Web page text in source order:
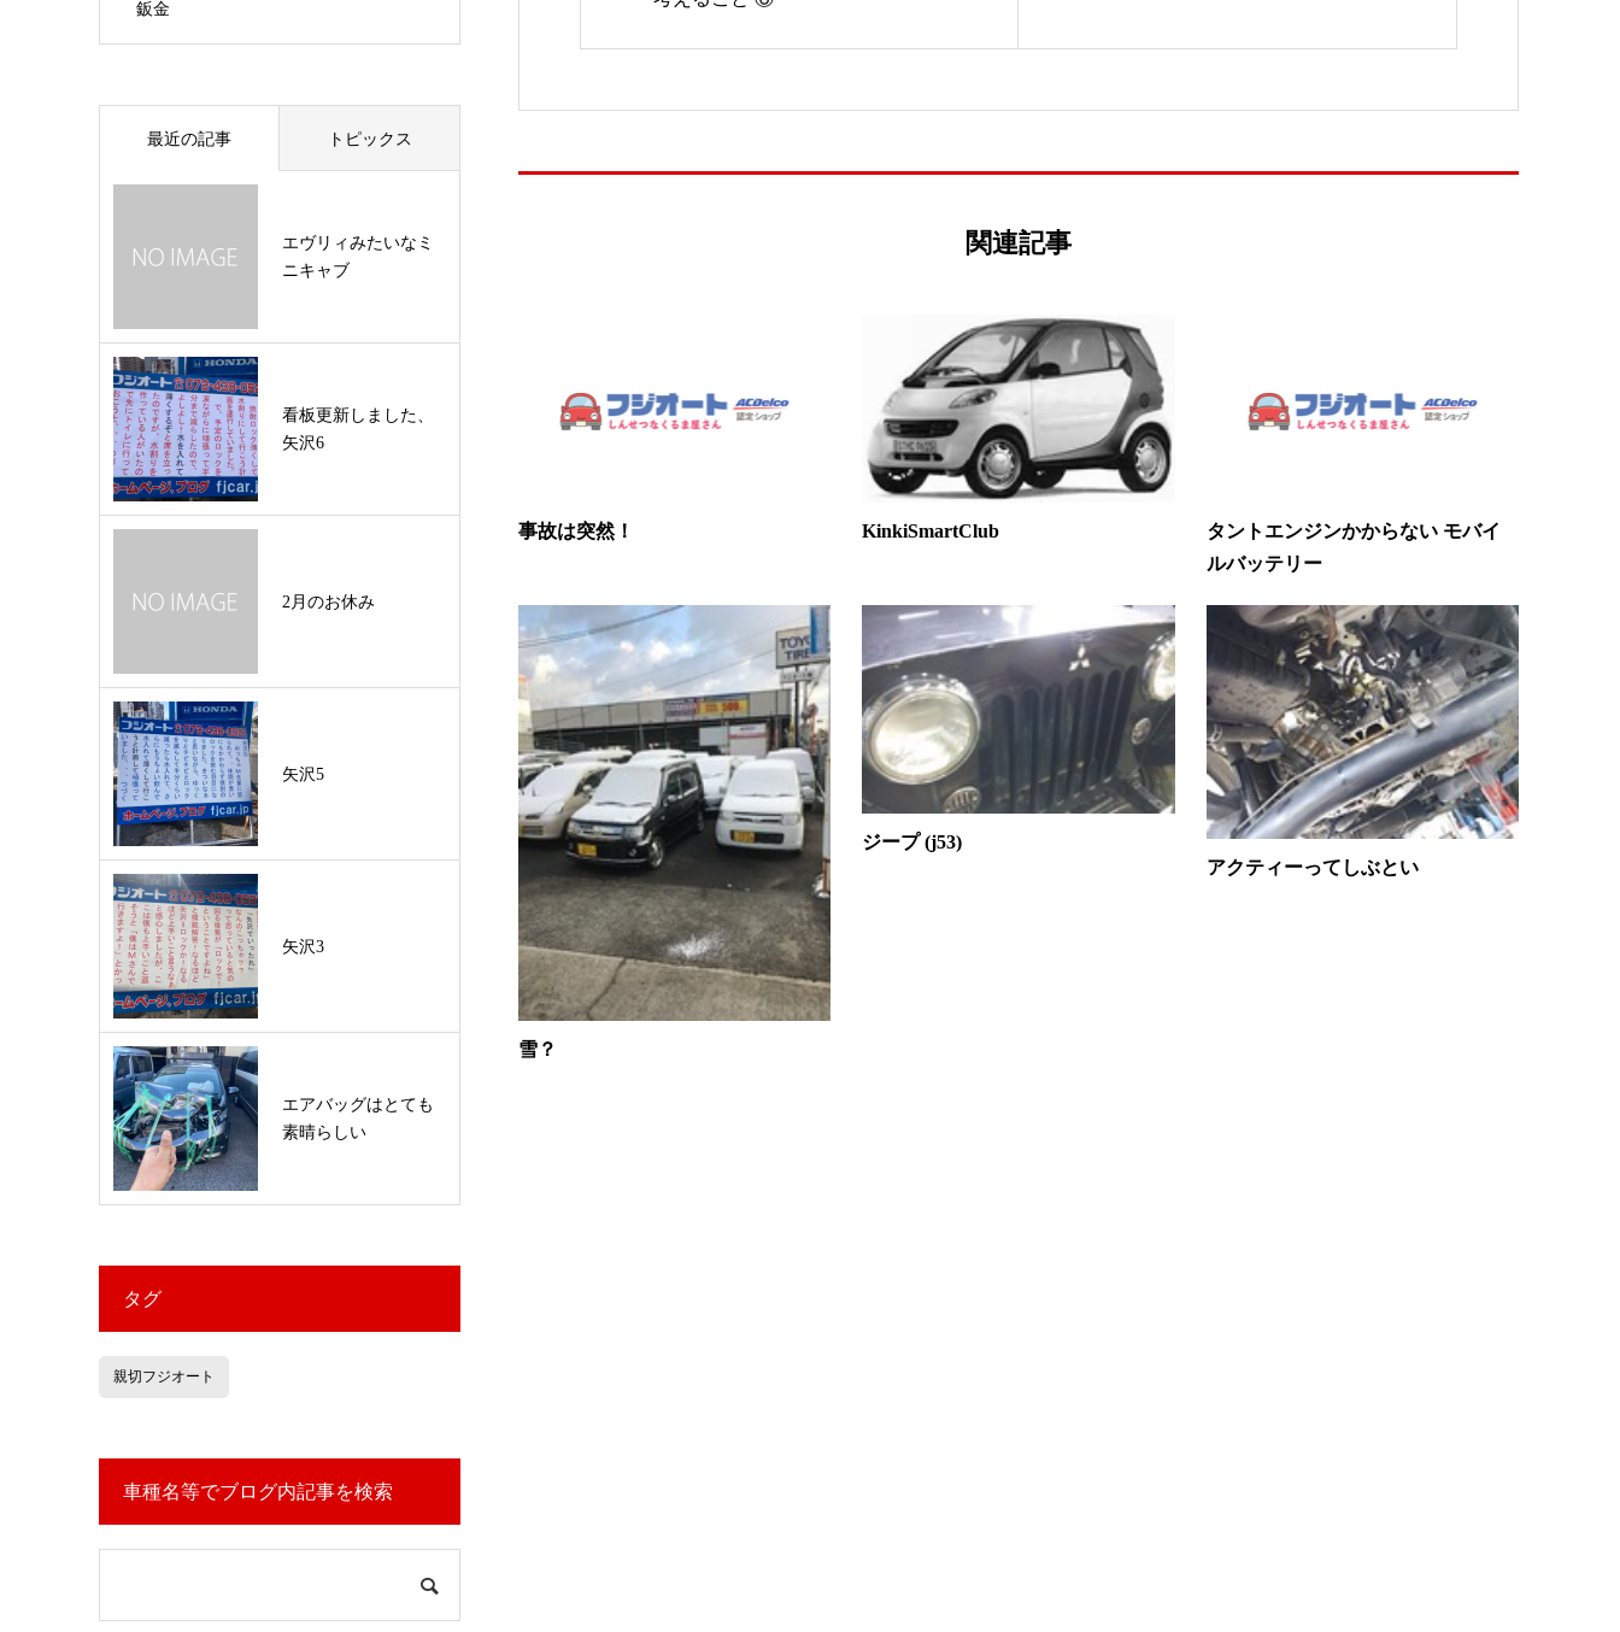
鈑金
関連記事
事故は突然！ KinkiSmartClub
タントエンジンかからない モバイ
ルバッテリー
雪？
ジープ (j53)
アクティーってしぶとい
最近の記事 トピックス
エヴリィみたいなミ
ニキャブ
看板更新しました、
矢沢6
2月のお休み
矢沢5
矢沢3
エアバッグはとても
素晴らしい
タグ
親切フジオート
車種名等でブログ内記事を検索